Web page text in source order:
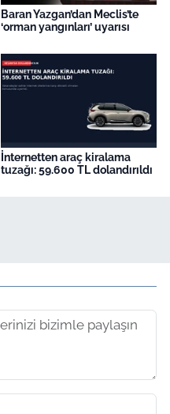
Baran Yazgan’dan Meclis’te
‘orman yangınları’ uyarısı
İnternetten araç kiralama
tuzağı: 59.600 TL dolandırıldı